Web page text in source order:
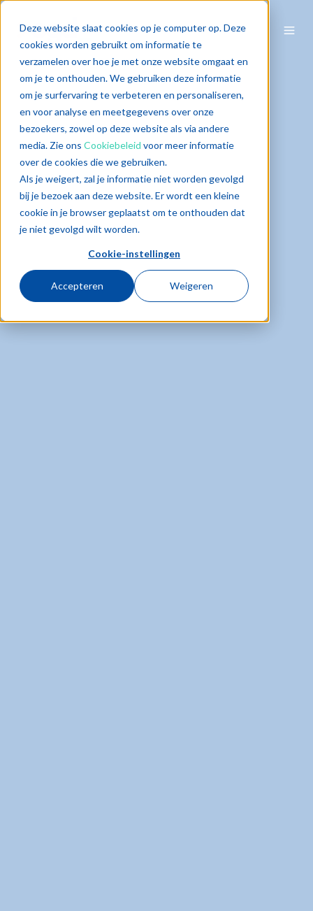
Deze website slaat cookies op je computer op. Deze
cookies worden gebruikt om informatie te
verzamelen over hoe je met onze website omgaat en
om je te onthouden. We gebruiken deze informatie
om je surfervaring te verbeteren en personaliseren,
en voor analyse en meetgegevens over onze
bezoekers, zowel op deze website als via andere
media. Zie ons Cookiebeleid voor meer informatie
over de cookies die we gebruiken.
Als je weigert, zal je informatie niet worden gevolgd
bij je bezoek aan deze website. Er wordt een kleine
cookie in je browser geplaatst om te onthouden dat
je niet gevolgd wilt worden.
Cookie-instellingen
Accepteren Weigeren